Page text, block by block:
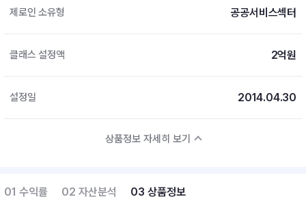
제로인 소유형 공공서비스섹터
클래스 설정액 2억원
설정일 2014.04.30
상품정보 자세히 보기
01 수익률 02 자산분석 03 상품정보
FAQ